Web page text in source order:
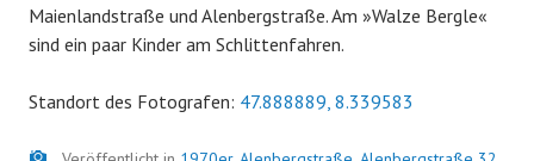
Maienlandstraße und Alenbergstraße. Am »Walze Bergle«
sind ein paar Kinder am Schlittenfahren.
Standort des Fotografen: 47.888889, 8.339583
Bild